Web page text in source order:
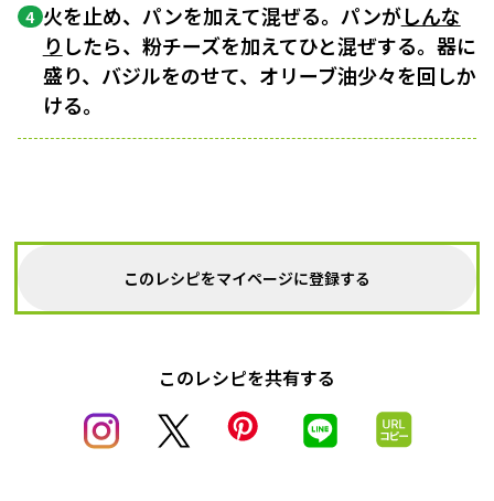
4 火を止め、パンを加えて混ぜる。パンがしんな
り したら、粉チーズを加えてひと混ぜする。器に
盛り、バジルをのせて、オリーブ油少々を回しか
ける。
このレシピをマイページに登録する
このレシピを共有する